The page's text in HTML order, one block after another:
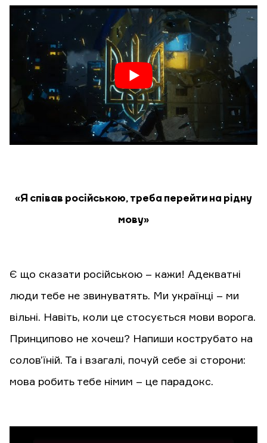
«Я співав російською, треба перейти на рідну
мову»
Є що сказати російською – кажи! Адекватні
люди тебе не звинуватять. Ми українці – ми
вільні. Навіть, коли це стосується мови ворога.
Принципово не хочеш? Напиши кострубато на
солов’їній. Та і взагалі, почуй себе зі сторони:
мова робить тебе німим – це парадокс.